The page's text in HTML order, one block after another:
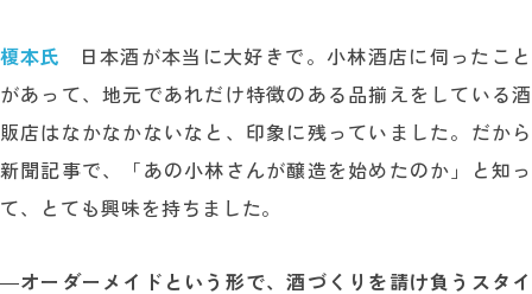
榎本氏 日本酒が本当に大好きで。小林酒店に伺ったこと
があって、地元であれだけ特徴のある品揃えをしている酒
販店はなかなかないなと、印象に残っていました。だから
新聞記事で、「あの小林さんが醸造を始めたのか」と知っ
て、とても興味を持ちました。
―オーダーメイドという形で、酒づくりを請け負うスタイ